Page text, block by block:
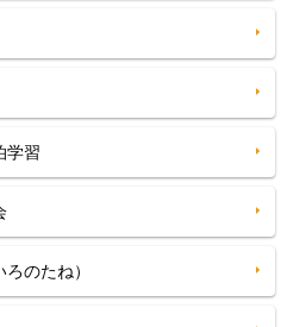
学習
のたね）